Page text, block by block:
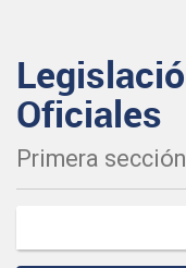
Oficiales
Primera sección